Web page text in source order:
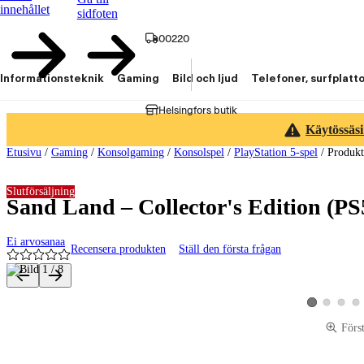
innehållet
sidfoten
00220
Helsingfors butik
Informationsteknik Gaming Bild och ljud Telefoner,
Etusivu / Gaming / Konsolgaming / Konsolspel / PlayStation 5-spel /
Sand Land – Collector's Edition
Ei arvosanaa
Recensera produkten Ställ den första frågan
Slutförsäljning
Produktbilder och videor
VisaVisa Visa